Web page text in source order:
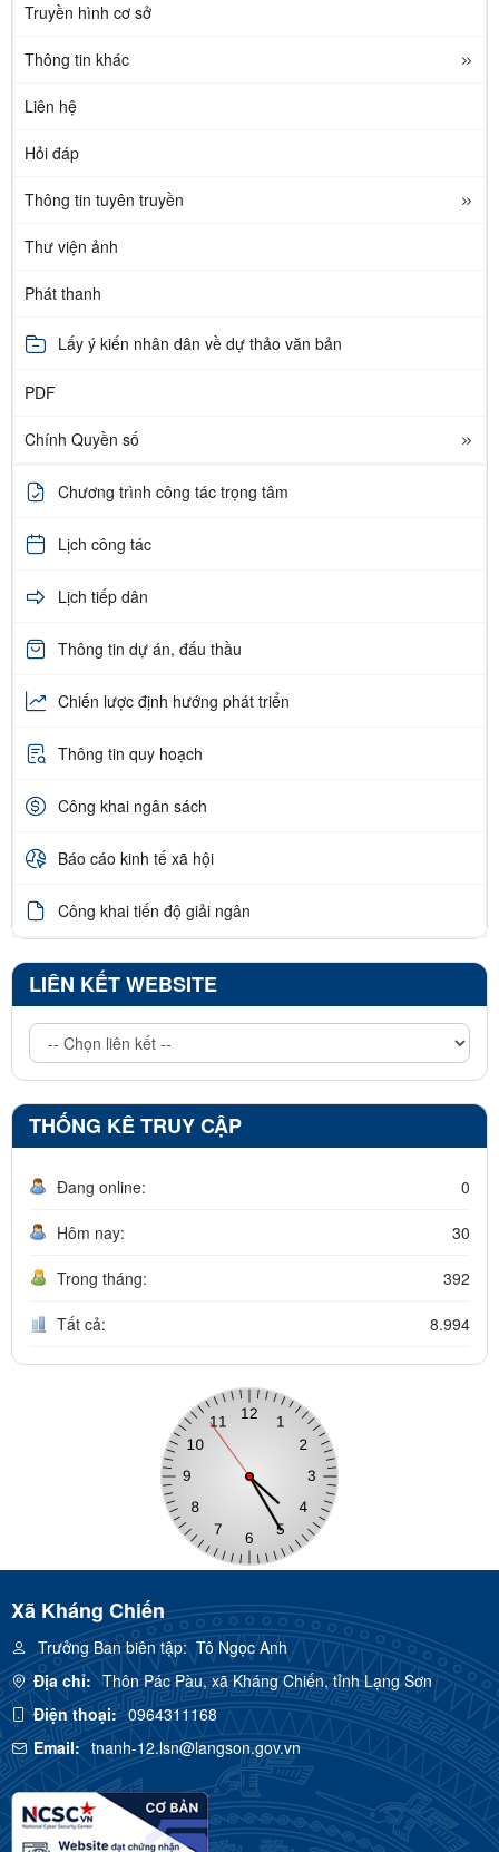
Truyền hình cơ sở
Thông tin khác
Liên hệ
Hỏi đáp
Thông tin tuyên truyền
Thư viện ảnh
Phát thanh
Lấy ý kiến nhân dân về dự thảo văn bản
PDF
Chính Quyền số
Chương trình công tác trọng tâm
Lịch công tác
Lịch tiếp dân
Thông tin dự án, đấu thầu
Chiến lược định hướng phát triển
Thông tin quy hoạch
Công khai ngân sách
Báo cáo kinh tế xã hội
Công khai tiến độ giải ngân
LIÊN KẾT WEBSITE
THỐNG KÊ TRUY CẬP
Đang online: 0
Hôm nay: 30
Trong tháng: 392
Tất cả: 8.994
Xã Kháng Chiến
Trưởng Ban biên tập:Tô Ngọc Anh
Địa chỉ: Thôn Pác Pàu, xã Kháng Chiến, tỉnh Lạng Sơn
Điện thoại: 0964311168
Email: tnanh-12.lsn@langson.gov.vn